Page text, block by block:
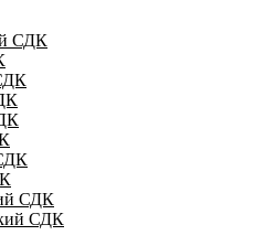
СДК
СДК
СДК